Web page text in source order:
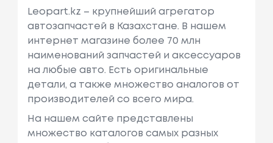
Leopart.kz – крупнейший агрегатор
автозапчастей в Казахстане. В нашем
интернет магазине более 70 млн
наименований запчастей и аксессуаров
на любые авто. Есть оригинальные
детали, а также множество аналогов от
производителей со всего мира.
На нашем сайте представлены
множество каталогов самых разных